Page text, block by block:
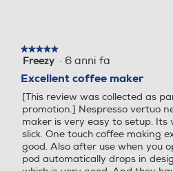
Touchscreen
Timer
★★★★★
★★★★★
5
5
stelle.
Freezy · 6 anni fa
Excellent coffee maker
[This review was collected as
promotion.] Nespresso vertuo
maker is very easy to setup. Its
slick. One touch coffee making
good. Also after use when you
pod automatically drops in